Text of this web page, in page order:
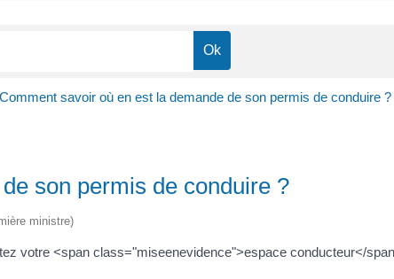
Comment savoir où en est la demande de son permis de conduire ?
son permis de conduire ?
ministre)
votre <span class="miseenevidence">espace conducteur</